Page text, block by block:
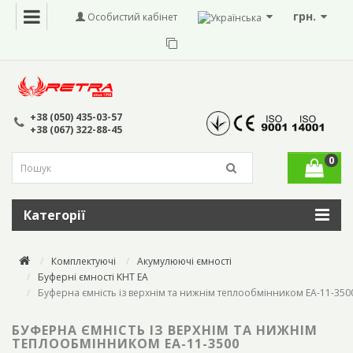
грн.
Особистий кабінет
+38 (050) 435-03-57
+38 (067) 322-88-45
0
Категорії
Комплектуючі
Акумулюючі ємності
Буферні ємності KHT EA
Буферна ємність із верхнім та нижнім теплообмінником ЕА-11-
БУФЕРНА ЄМНІСТЬ ІЗ ВЕРХНІМ ТА НИЖНІМ
ТЕПЛООБМІННИКОМ ЕА-11-3500